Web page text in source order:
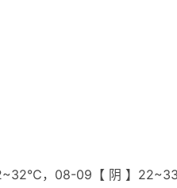
，08-09【 阴 】